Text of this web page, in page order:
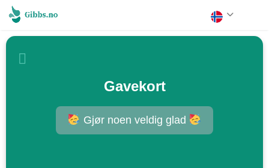
Gavekort
Gjør noen veldig glad